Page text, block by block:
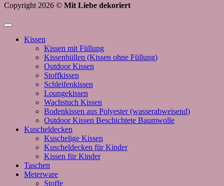
Copyright 2026 © Mit Liebe dekoriert
Kissen
Kissen mit Füllung
Kissenhüllen (Kissen ohne Füllung)
Outdoor Kissen
Stoffkissen
Schleifenkissen
Loungekissen
Wachstuch Kissen
Bodenkissen aus Polyester (wasserabweisend)
Outdoor Kissen Beschichtete Baumwolle
Kuscheldecken
Kuschelige Kissen
Kuscheldecken für Kinder
Kissen für Kinder
Taschen
Meterware
Stoffe